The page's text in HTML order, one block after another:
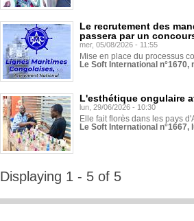
Le recrutement des
passera par un
mer, 05/08/2026 - 11:55
Mise en place du processus
Le Soft International
L'esthétique ongulaire
lun, 29/06/2026 - 10:30
Elle fait florès dans les pays
Le Soft International
Displaying 1 - 5 of 5